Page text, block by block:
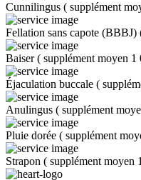
Cunnilingus ( supplément
Fellation sans capote (BBBJ)
Baiser( supplément moyen 1
Éjaculation buccale (
Anulingus ( supplément
Pluie dorée ( supplément
Strapon ( supplément moyen